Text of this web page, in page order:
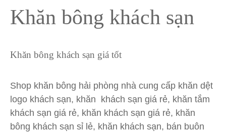
Khăn bông khách sạn
Khăn bông khách sạn giá tốt
Shop khăn bông hải phòng nhà cung cấp khăn dệt
logo khách sạn, khăn khách sạn giá rẻ, khăn tắm
khách sạn giá rẻ, khăn khách sạn giá rẻ, khăn
bông khách sạn sỉ lẻ, khăn khách sạn, bán buôn